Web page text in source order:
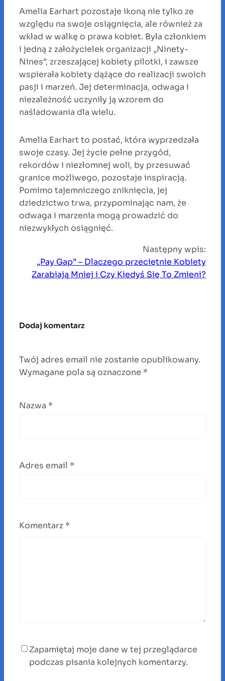
Amelia Earhart pozostaje ikoną nie tylko ze
względu na swoje osiągnięcia, ale również za
wkład w walkę o prawa kobiet. Była członkiem
i jedną z założycielek organizacji „Ninety-
Nines”, zrzeszającej kobiety pilotki, i zawsze
wspierała kobiety dążące do realizacji swoich
pasji i marzeń. Jej determinacja, odwaga i
niezależność uczyniły ją wzorem do
naśladowania dla wielu.
Amelia Earhart to postać, która wyprzedzała
swoje czasy. Jej życie pełne przygód,
rekordów i niezłomnej woli, by przesuwać
granice możliwego, pozostaje inspiracją.
Pomimo tajemniczego zniknięcia, jej
dziedzictwo trwa, przypominając nam, że
odwaga i marzenia mogą prowadzić do
niezwykłych osiągnięć.
Następny wpis:
„Pay Gap” – Dlaczego przeciętnie Kobiety
Zarabiają Mniej i Czy Kiedyś Się To Zmieni?
Dodaj komentarz
Twój adres email nie zostanie opublikowany.
Wymagane pola są oznaczone *
Nazwa *
Adres email *
Komentarz *
Zapamiętaj moje dane w tej przeglądarce
podczas pisania kolejnych komentarzy.